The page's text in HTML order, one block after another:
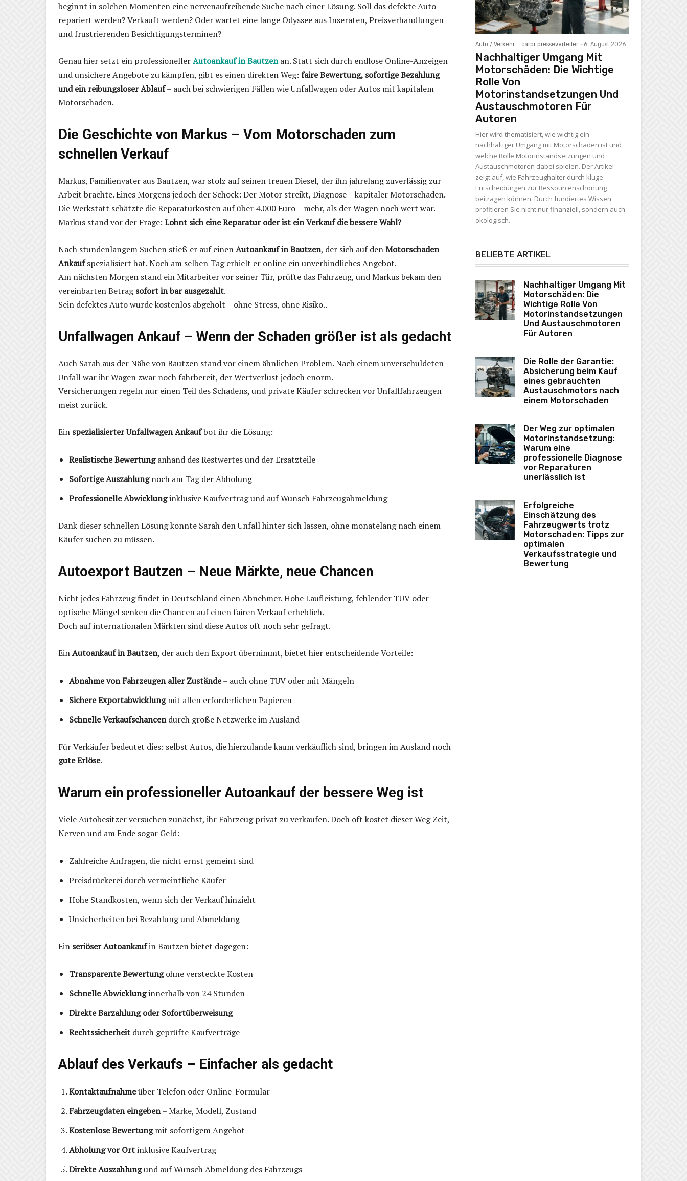
beginnt in solchen Momenten eine nervenaufreibende Suche nach einer Lösung. Soll das defekte Auto
repariert werden? Verkauft werden? Oder wartet eine lange Odyssee aus Inseraten, Preisverhandlungen
und frustrierenden Besichtigungsterminen?
Genau hier setzt ein professionellerAutoankauf in Bautzenan. Statt sich durch endlose Online-Anzeigen
und unsichere Angebote zu kämpfen, gibt es einen direkten Weg: faire Bewertung, sofortige Bezahlung
und ein reibungsloser Ablauf– auch bei schwierigen Fällen wie Unfallwagen oder Autos mit kapitalem
Motorschaden.
Die Geschichte von Markus – Vom Motorschaden zum
schnellen Verkauf
Markus, Familienvater aus Bautzen, war stolz auf seinen treuen Diesel, der ihn jahrelang zuverlässig zur
Arbeit brachte. Eines Morgens jedoch der Schock: Der Motor streikt, Diagnose – kapitaler Motorschaden.
Die Werkstatt schätzte die Reparaturkosten auf über 4.000 Euro – mehr, als der Wagen noch wert war.
Markus stand vor der Frage: Lohnt sich eine Reparatur oder ist ein Verkauf die bessere Wahl?
Nach stundenlangem Suchen stieß er auf einenAutoankauf in Bautzen, der sich auf denMotorschaden
Ankaufspezialisiert hat. Noch am selben Tag erhielt er online ein unverbindliches Angebot.
Am nächsten Morgen stand ein Mitarbeiter vor seiner Tür, prüfte das Fahrzeug, und Markus bekam den
vereinbarten Betragsofort in bar ausgezahlt.
Sein defektes Auto wurde kostenlos abgeholt – ohne Stress, ohne Risiko..
Unfallwagen Ankauf – Wenn der Schaden größer ist als gedacht
Auch Sarah aus der Nähe von Bautzen stand vor einem ähnlichen Problem. Nach einem unverschuldeten
Unfall war ihr Wagen zwar noch fahrbereit, der Wertverlust jedoch enorm.
Versicherungen regeln nur einen Teil des Schadens, und private Käufer schrecken vor Unfallfahrzeugen
meist zurück.
Ein spezialisierter Unfallwagen Ankaufbot ihr die Lösung:
Realistische Bewertunganhand des Restwertes und der Ersatzteile
Sofortige Auszahlungnoch am Tag der Abholung
Professionelle Abwicklunginklusive Kaufvertrag und auf Wunsch Fahrzeugabmeldung
Dank dieser schnellen Lösung konnte Sarah den Unfall hinter sich lassen, ohne monatelang nach einem
Käufer suchen zu müssen.
Autoexport Bautzen – Neue Märkte, neue Chancen
Nicht jedes Fahrzeug findet in Deutschland einen Abnehmer. Hohe Laufleistung, fehlender TÜV oder
optische Mängel senken die Chancen auf einen fairen Verkauf erheblich.
Doch auf internationalen Märkten sind diese Autos oft noch sehr gefragt.
EinAutoankauf in Bautzen, der auch den Export übernimmt, bietet hier entscheidende Vorteile:
Abnahme von Fahrzeugen aller Zustände– auch ohne TÜV oder mit Mängeln
Sichere Exportabwicklungmit allen erforderlichen Papieren
Schnelle Verkaufschancendurch große Netzwerke im Ausland
Für Verkäufer bedeutet dies: selbst Autos, die hierzulande kaum verkäuflich sind, bringen im Ausland noch
gute Erlöse.
Warum ein professioneller Autoankauf der bessere Weg ist
Viele Autobesitzer versuchen zunächst, ihr Fahrzeug privat zu verkaufen. Doch oft kostet dieser Weg Zeit,
Nerven und am Ende sogar Geld:
Zahlreiche Anfragen, die nicht ernst gemeint sind
Preisdrückerei durch vermeintliche Käufer
Hohe Standkosten, wenn sich der Verkauf hinzieht
Unsicherheiten bei Bezahlung und Abmeldung
Ein seriöser Autoankaufin Bautzen bietet dagegen:
Transparente Bewertungohne versteckte Kosten
Schnelle Abwicklunginnerhalb von 24 Stunden
Direkte Barzahlung oder Sofortüberweisung
Rechtssicherheit durch geprüfte Kaufverträge
Ablauf des Verkaufs – Einfacher als gedacht
Kontaktaufnahmeüber Telefon oder Online-Formular
Fahrzeugdaten eingeben– Marke, Modell, Zustand
Kostenlose Bewertungmit sofortigem Angebot
Abholung vor Ortinklusive Kaufvertrag
Direkte Auszahlungund auf Wunsch Abmeldung des Fahrzeugs
Auto / Verkehr carpr presseverteiler - 6. August 2026
Nachhaltiger Umgang Mit
Motorschäden: Die Wichtige
Rolle Von
Motorinstandsetzungen Und
Austauschmotoren Für
Autoren
Hier wird thematisiert, wie wichtig ein
nachhaltiger Umgang mit Motorschäden ist und
welche Rolle Motorinstandsetzungen und
Austauschmotoren dabei spielen. Der Artikel
zeigt auf, wie Fahrzeughalter durch kluge
Entscheidungen zur Ressourcenschonung
beitragen können. Durch fundiertes Wissen
profitieren Sie nicht nur finanziell, sondern auch
ökologisch.
BELIEBTE ARTIKEL
Nachhaltiger Umgang Mit
Motorschäden: Die
Wichtige Rolle Von
Motorinstandsetzungen
Und Austauschmotoren
Für Autoren
Die Rolle der Garantie:
Absicherung beim Kauf
eines gebrauchten
Austauschmotors nach
einem Motorschaden
Der Weg zur optimalen
Motorinstandsetzung:
Warum eine
professionelle Diagnose
vor Reparaturen
unerlässlich ist
Erfolgreiche
Einschätzung des
Fahrzeugwerts trotz
Motorschaden: Tipps zur
optimalen
Verkaufsstrategie und
Bewertung